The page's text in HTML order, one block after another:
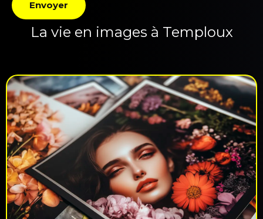
La vie en images à Temploux